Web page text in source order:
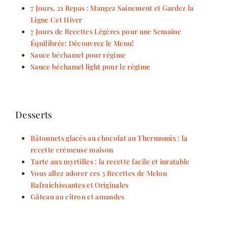
7 Jours, 21 Repas : Mangez Sainement et Gardez la
Ligne Cet Hiver
7 Jours de Recettes Légères pour une Semaine
Équilibrée: Découvrez le Menu!
Sauce béchamel pour régime
Sauce béchamel light pour le régime
Desserts
Bâtonnets glacés au chocolat au Thermomix : la
recette crémeuse maison
Tarte aux myrtilles : la recette facile et inratable
Vous allez adorer ces 3 Recettes de Melon
Rafraîchissantes et Originales
Gâteau au citron et amandes